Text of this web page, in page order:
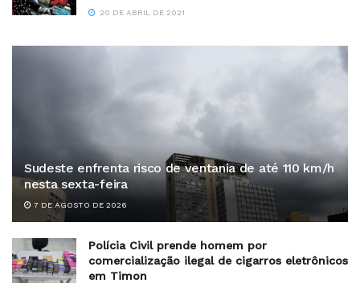
20 DE ABRIL DE 2021
Sudeste enfrenta risco de ventania de até 110 km/h
nesta sexta-feira
7 DE AGOSTO DE 2026
Polícia Civil prende homem por
comercialização ilegal de cigarros eletrônicos
em Timon